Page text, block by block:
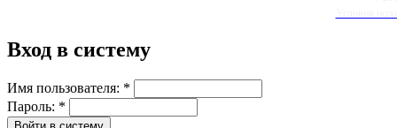
Вход в систему
Имя пользователя: *
Пароль: *